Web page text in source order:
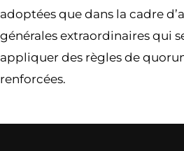
adoptées que dans la cadre
générales extraordinaires qui
appliquer des règles de
renforcées.